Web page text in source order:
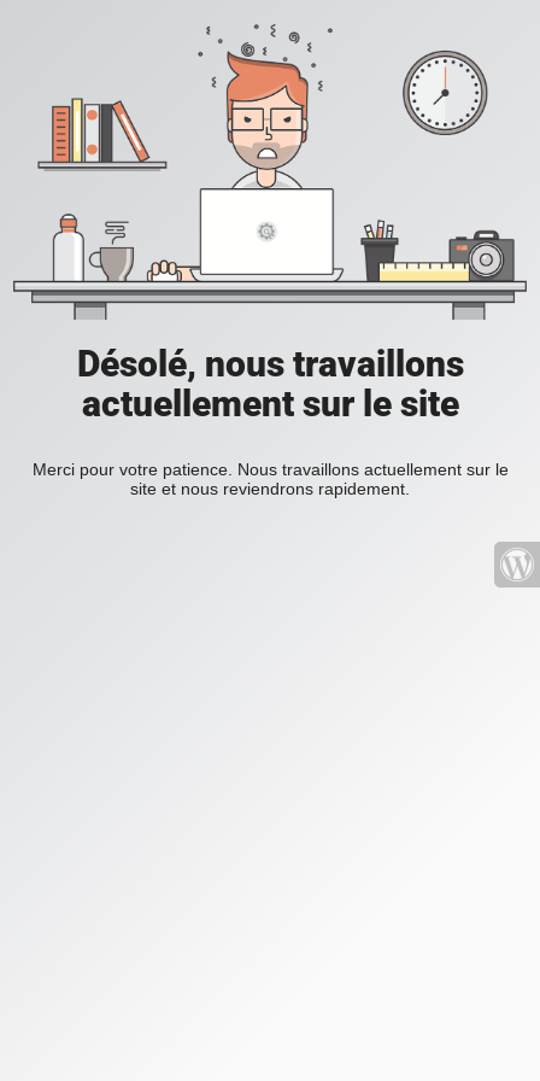
Désolé, nous travaillons
actuellement sur le site
Merci pour votre patience. Nous travaillons actuellement sur le
site et nous reviendrons rapidement.